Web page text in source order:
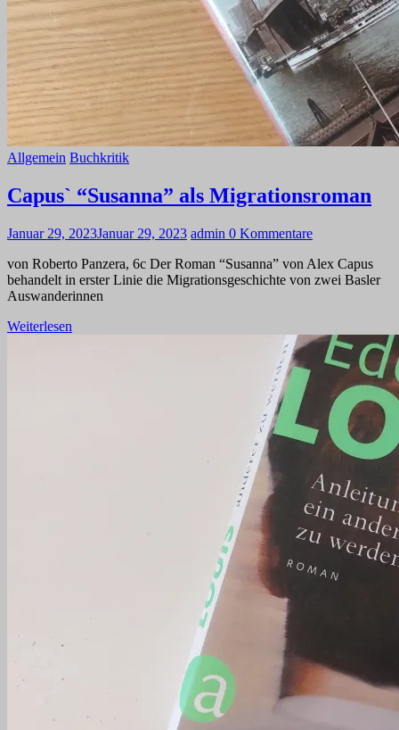
Allgemein Buchkritik
Capus` “Susanna” als Migrationsroman
Januar 29, 2023Januar 29, 2023 admin 0 Kommentare
von Roberto Panzera, 6c Der Roman “Susanna” von Alex Capus
behandelt in erster Linie die Migrationsgeschichte von zwei Basler
Auswanderinnen
Weiterlesen